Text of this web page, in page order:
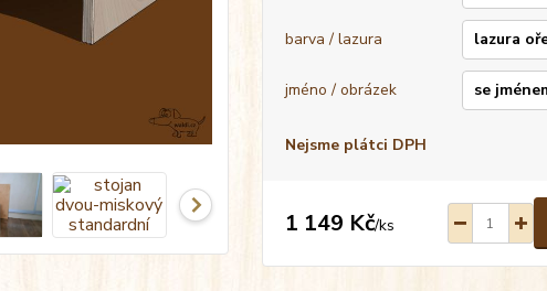
barva / lazura
jméno / obrázek
Nejsme plátci DPH
1 149 Kč/ks